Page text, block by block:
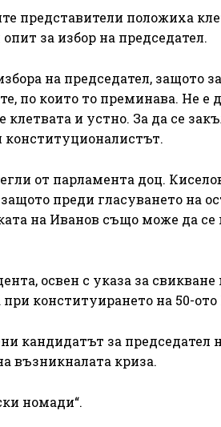
представители положиха
за избор на председател.
на председател, защото
по които то преминава. Не е
и устно. За да се
конституционалистът.
от парламента доц.
преди гласуването на
на Иванов също може да се
освен с указа за свикване
конституирането на 50-
кандидатът за председател
възникналата криза.
номади“.